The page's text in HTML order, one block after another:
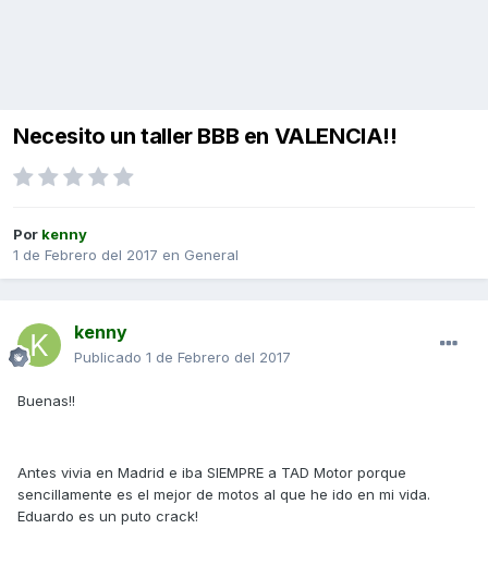
Necesito un taller BBB en VALENCIA!!
Por kenny
1 de Febrero del 2017 en General
kenny
Publicado 1 de Febrero del 2017
Buenas!!
Antes vivia en Madrid e iba SIEMPRE a TAD Motor porque
sencillamente es el mejor de motos al que he ido en mi vida.
Eduardo es un puto crack!